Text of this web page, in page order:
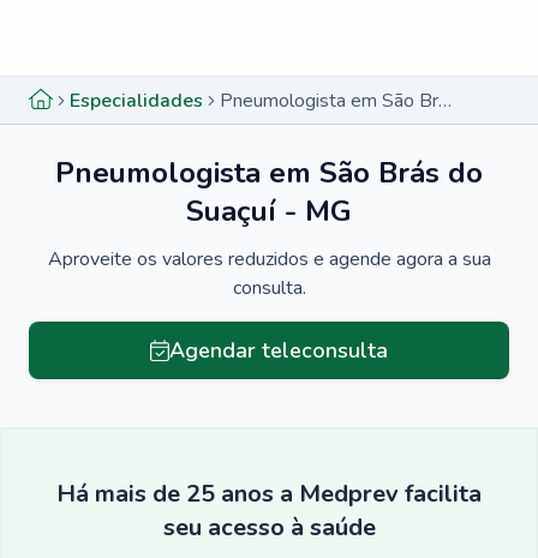
Especialidades Pneumologista em São Brás do Suaçuí - MG
Pneumologista em São Brás do
Suaçuí - MG
Aproveite os valores reduzidos e agende agora a sua
consulta.
Agendar teleconsulta
Há mais de 25 anos a Medprev facilita
seu acesso à saúde